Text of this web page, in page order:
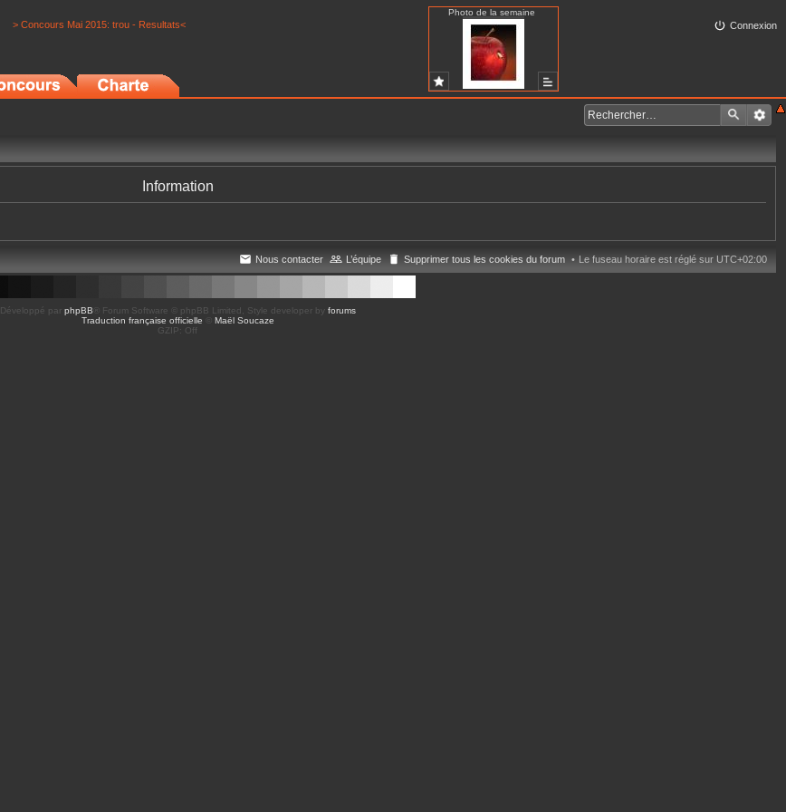
> Concours Mai 2015: trou - Resultats<
Photo de la semaine
Connexion
Information
Le fuseau horaire est réglé sur UTC+02:00
Supprimer tous les cookies du forum
L’équipe
Nous contacter
Développé par phpBB ® Forum Software © phpBB Limited , Style developer by forums
Traduction française officielle
Maël Soucaze
GZIP: Off